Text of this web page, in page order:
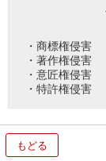
・商標権侵害
・著作権侵害
・意匠権侵害
・特許権侵害
もどる